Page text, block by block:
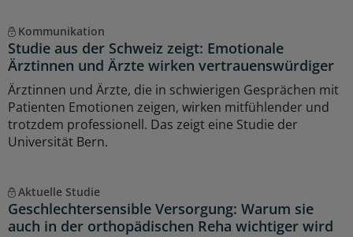
Kommunikation
Studie aus der Schweiz zeigt: Emotionale
Ärztinnen und Ärzte wirken vertrauenswürdiger
Ärztinnen und Ärzte, die in schwierigen Gesprächen mit
Patienten Emotionen zeigen, wirken mitfühlender und
trotzdem professionell. Das zeigt eine Studie der
Universität Bern.
Aktuelle Studie
Geschlechtersensible Versorgung: Warum sie
auch in der orthopädischen Reha wichtiger wird